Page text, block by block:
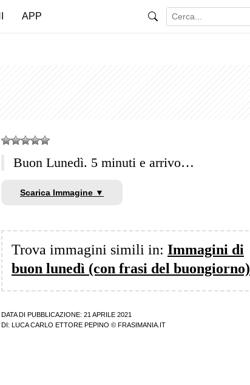
APP
Buon Lunedì. 5 minuti e arrivo…
Scarica Immagine ▼
Trova immagini simili in: Immagini di
buon lunedì (con frasi del buongiorno)
DATA DI PUBBLICAZIONE: 21 APRILE 2021
DI:
LUCA CARLO ETTORE PEPINO © FRASIMANIA.IT